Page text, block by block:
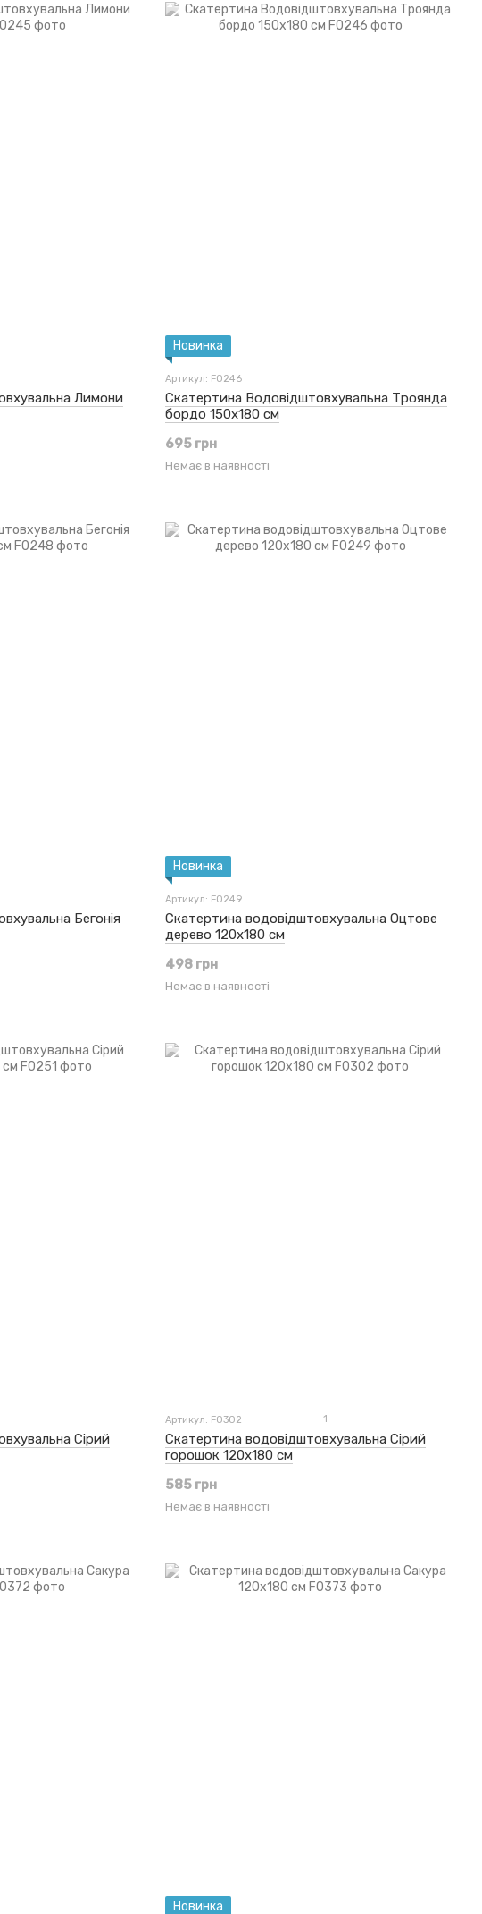
Лимони
Новинка
Артикул: F0246
Скатертина Водовідштовхувальна Троянда
бордо 150x180 см
695 грн
Немає в наявності
Бегонія
Новинка
Артикул: F0249
Скатертина водовідштовхувальна Оцтове
дерево 120x180 см
498 грн
Немає в наявності
Сірий
Артикул: F0302 1
Скатертина водовідштовхувальна Сірий
горошок 120x180 см
585 грн
Немає в наявності
Новинка